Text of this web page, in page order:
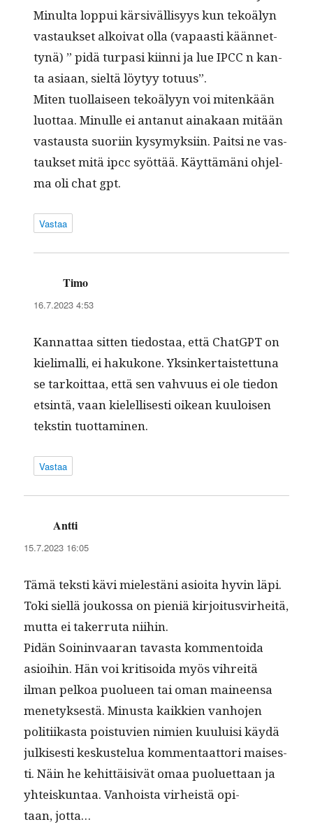
Min­ul­ta lop­pui kär­siväl­lisyys kun tekoä­lyn
vas­tauk­set alkoi­vat olla (vapaasti kään­net­
tynä) ” pidä tur­pasi kiin­ni ja lue IPCC n kan­
ta asi­aan, sieltä löy­tyy totuus”.
Miten tuol­laiseen tekoä­lyyn voi mitenkään
luot­taa. Min­ulle ei antanut ainakaan mitään
vas­taus­ta suori­in kysymyk­si­in. Pait­si ne vas­
tauk­set mitä ipcc syöt­tää. Käyt­tämäni ohjel­
ma oli chat gpt.
Vastaa
Timo
16.7.2023 4:53
Kan­nat­taa sit­ten tiedostaa, että Chat­G­PT on
kie­li­malli, ei hakukone. Yksinker­tais­tet­tuna
se tarkoit­taa, että sen vahvu­us ei ole tiedon
etsin­tä, vaan kielel­lis­es­ti oikean kuu­loisen
tek­stin tuottaminen.
Vastaa
Antti
15.7.2023 16:05
Tämä tek­sti kävi mielestäni asioi­ta hyvin läpi.
Toki siel­lä joukos­sa on pieniä kir­joi­tusvirheitä,
mut­ta ei tak­er­ru­ta niihin.
Pidän Soin­in­vaaran tavas­ta kom­men­toi­da
asioi­hin. Hän voi kri­ti­soi­da myös vihre­itä
ilman pelkoa puolueen tai oman maineen­sa
mene­tyk­ses­tä. Minus­ta kaikkien van­ho­jen
poli­ti­ikas­ta pois­tu­vien nimien kuu­luisi käy­dä
julkises­ti keskustelua kom­men­taat­tori mais­es­
ti. Näin he kehit­täi­sivät omaa puoluet­taan ja
yhteiskun­taa. Van­hoista virheistä opi­
taan, jotta…